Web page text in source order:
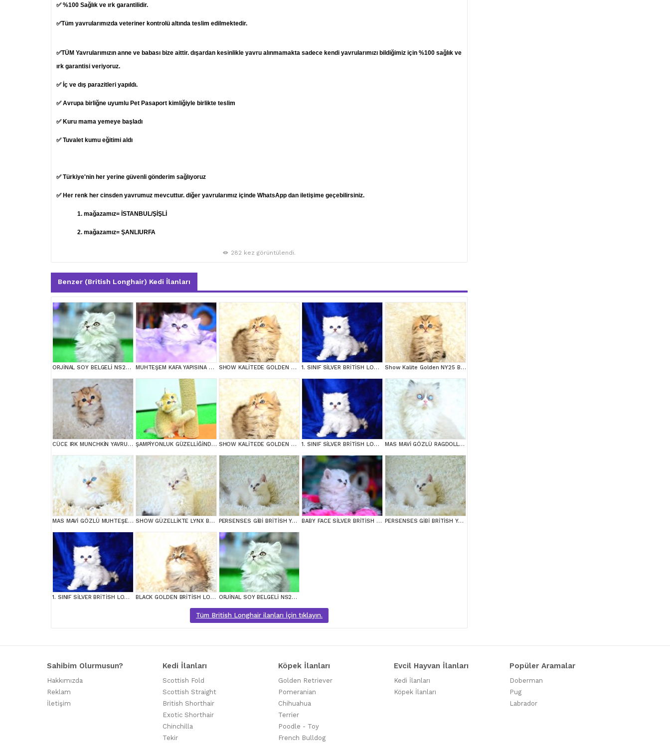
✅ %100 Sağlık ve ırk garantilidir.
✅Tüm yavrularımızda veteriner kontrolü altında teslim edilmektedir.
✅TÜM Yavrularımızın anne ve babası bize aittir. dışardan kesinlikle yavru alınmamakta sadece kendi yavrularımızı bildiğimiz için %100 sağlık ve
ırk garantisi veriyoruz.
✅ İç ve dış parazitleri yapıldı.
✅ Avrupa birliğne uyumlu Pet Pasaport kimliğiyle birlikte teslim
✅ Kuru mama yemeye başladı
✅ Tuvalet kumu eğitimi aldı
✅ Türkiye'nin her yerine güvenli gönderim sağlıyoruz
✅ Her renk her cinsden yavrumuz mevcuttur. diğer yavrularımız içinde WhatsApp dan iletişime geçebilirsiniz.
1. mağazamız= İSTANBUL/ŞİŞLİ
2. mağazamız= ŞANLIURFA
282 kez görüntülendi.
Benzer (British Longhair) Kedi İlanları
ORJİNAL SOY BELGELİ NS25 BRTİSİH LONGHAİR MUHTEŞEM KAFA YAPISINA SAHİP NS25 SİLVER BRİTİSH LONGHAİR SHOW KALİTEDE GOLDEN NY25 BRİTİSH LONGHAİR 1. SINIF SİLVER BRİTİSH LONGHAİR YAVRUMUZ NS1133 Show Kalite Golden NY25 British Longhair
CÜCE IRK MUNCHKİN YAVRUMUZ ŞAMPİYONLUK GÜZELLİĞİNDE NY12 GOLDEN BRİTİSH SHORTHAİR SHOW KALİTEDE GOLDEN NY25 BRİTİSH LONGHAİR 1. SINIF SİLVER BRİTİSH LONGHAİR YAVRUMUZ NS1133 MAS MAVİ GÖZLÜ RAGDOLL YAVRUMUZ
MAS MAVİ GÖZLÜ MUHTEŞEM BRİTİSH LONGHAİR NY1133 SHOW GÜZELLİKTE LYNX BRİTİSH LONGHAİR PERSENSES GİBİ BRİTİSH YAVRUMUZ BABY FACE SİLVER BRİTİSH LONGHAİR PERSENSES GİBİ BRİTİSH YAVRUMUZ
1. SINIF SİLVER BRİTİSH LONGHAİR YAVRUMUZ NS1133 BLACK GOLDEN BRİTİSH LONGHAİR ORJİNAL SOY BELGELİ NS25 BRTİSİH LONGHAİR
Tüm British Longhair ilanları İçin tıklayın.
Sahibim Olurmusun?
Hakkımızda
Reklam
İletişim
Kedi İlanları
Scottish Fold
Scottish Straight
British Shorthair
Exotic Shorthair
Chinchilla
Tekir
Köpek İlanları
Golden Retriever
Pomeranian
Chihuahua
Terrier
Poodle - Toy
French Bulldog
Evcil Hayvan İlanları
Kedi İlanları
Köpek İlanları
Popüler Aramalar
Doberman
Pug
Labrador